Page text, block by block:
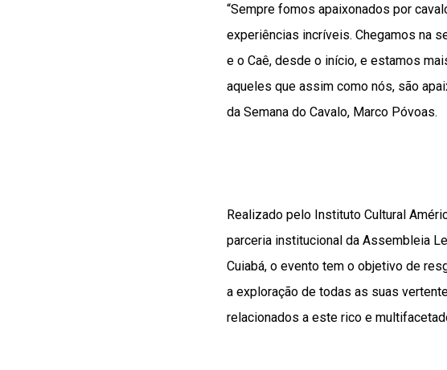
“Sempre fomos apaixonados por
experiências incríveis. Chegamos na
e o Caê, desde o início, e estamos
aqueles que assim como nós, são
da Semana do Cavalo, Marco Póvoas.
Realizado pelo Instituto Cultural
parceria institucional da Assembleia
Cuiabá, o evento tem o objetivo de
a exploração de todas as suas
relacionados a este rico e